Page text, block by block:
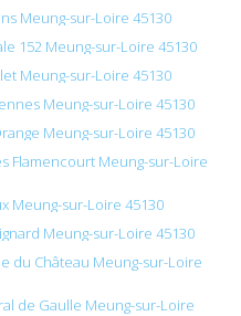
Meung-sur-Loire 45130
152 Meung-sur-Loire 45130
Meung-sur-Loire 45130
Meung-sur-Loire 45130
Meung-sur-Loire 45130
Flamencourt Meung-sur-Loire
Meung-sur-Loire 45130
Meung-sur-Loire 45130
du Château Meung-sur-Loire
de Gaulle Meung-sur-Loire